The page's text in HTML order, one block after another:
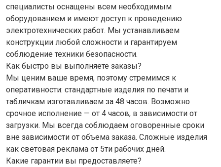
специалисты оснащены всем необходимым
оборудованием и имеют доступ к проведению
электротехнических работ. Мы устанавливаем
конструкции любой сложности и гарантируем
соблюдение техники безопасности.
Как быстро вы выполняете заказы?
Мы ценим ваше время, поэтому стремимся к
оперативности: стандартные изделия по печати и
табличкам изготавливаем за 48 часов. Возможно
срочное исполнение — от 4 часов, в зависимости от
загрузки. Мы всегда соблюдаем оговоренные сроки
вне зависимости от объема заказа. Сложные изделия
как световая реклама от 5ти рабочих дней.
Какие гарантии вы предоставляете?